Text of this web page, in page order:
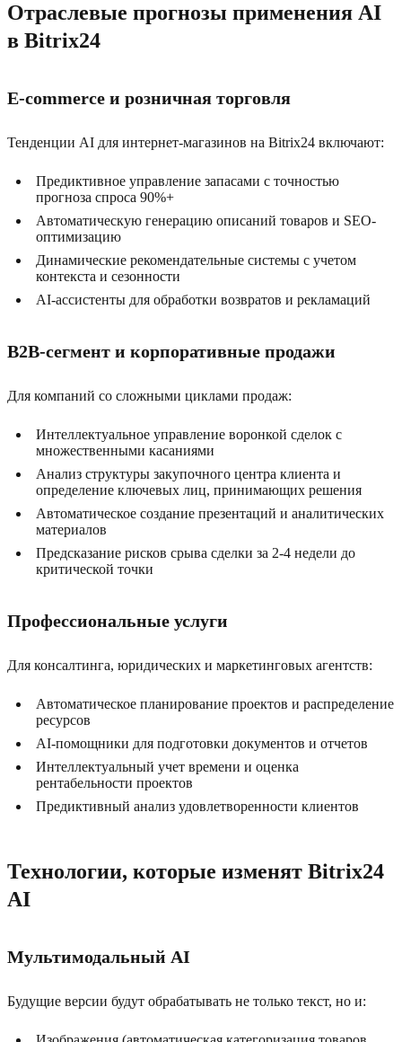
Отраслевые прогнозы применения AI
в Bitrix24
E-commerce и розничная торговля
Тенденции AI для интернет-магазинов на Bitrix24 включают:
Предиктивное управление запасами с точностью
прогноза спроса 90%+
Автоматическую генерацию описаний товаров и SEO-
оптимизацию
Динамические рекомендательные системы с учетом
контекста и сезонности
AI-ассистенты для обработки возвратов и рекламаций
B2B-сегмент и корпоративные продажи
Для компаний со сложными циклами продаж:
Интеллектуальное управление воронкой сделок с
множественными касаниями
Анализ структуры закупочного центра клиента и
определение ключевых лиц, принимающих решения
Автоматическое создание презентаций и аналитических
материалов
Предсказание рисков срыва сделки за 2-4 недели до
критической точки
Профессиональные услуги
Для консалтинга, юридических и маркетинговых агентств:
Автоматическое планирование проектов и распределение
ресурсов
AI-помощники для подготовки документов и отчетов
Интеллектуальный учет времени и оценка
рентабельности проектов
Предиктивный анализ удовлетворенности клиентов
Технологии, которые изменят Bitrix24
AI
Мультимодальный AI
Будущие версии будут обрабатывать не только текст, но и: